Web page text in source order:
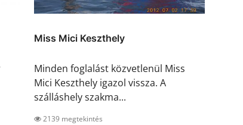
Miss Mici Keszthely
Minden foglalást közvetlenül Miss
Mici Keszthely igazol vissza. A
szálláshely szakma...
2139 megtekintés